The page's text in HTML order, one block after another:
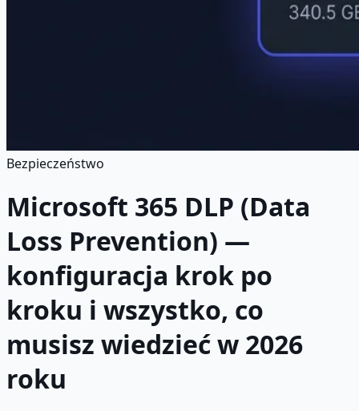
Bezpieczeństwo
Microsoft 365 DLP (Data
Loss Prevention) —
konfiguracja krok po
kroku i wszystko, co
musisz wiedzieć w 2026
roku